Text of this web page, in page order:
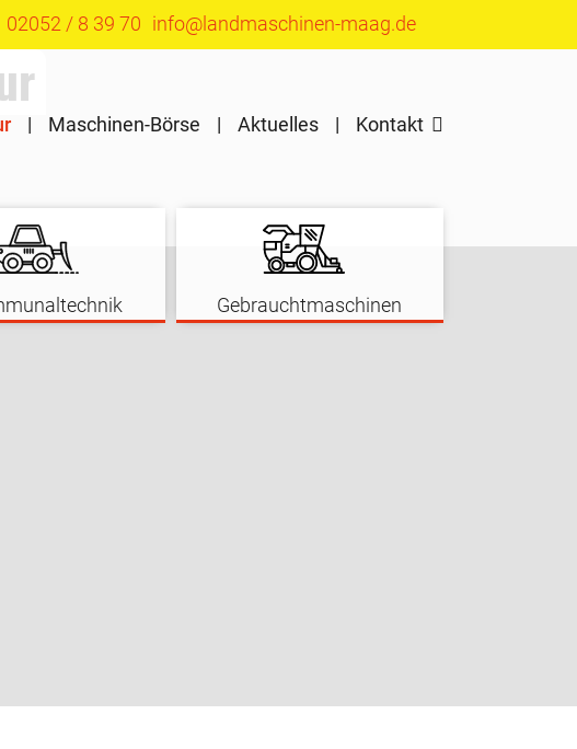
02052 / 8 39 70 info@landmaschinen-maag.de
Maschinen-Börse Aktuelles Kontakt
Gebrauchtmaschinen